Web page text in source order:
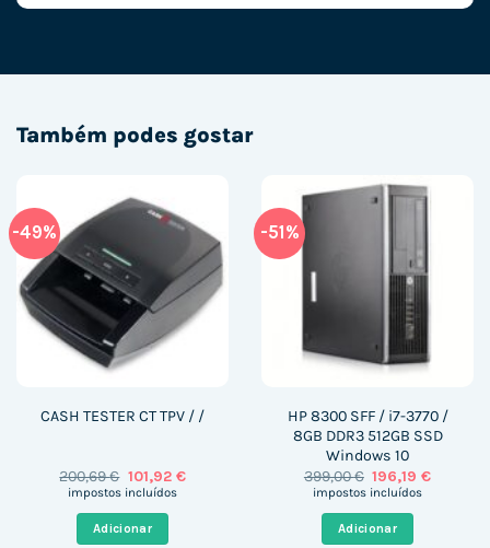
Também podes gostar
-49%
CASH TESTER CT TPV / /
200,69€ O
preço
200,69 €.
101,92 €O
impostos incluídos
Adicionar
-51%
HP 8300 SFF / i7-3770 /
8GB DDR3 512GB SSD
Windows 10
399,00€ O
preço
399,00 €.
196,19€O
impostos incluídos
Adicionar